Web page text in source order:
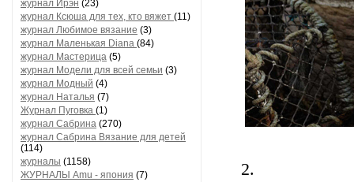
журнал Ирэн (23)
журнал Ксюша для тех, кто вяжет (11)
журнал Любимое вязание (3)
журнал Маленькая Diana (84)
журнал Мастерица (5)
журнал Модели для всей семьи (3)
журнал Модный (4)
журнал Наталья (7)
Журнал Пуговка (1)
журнал Сабрина (270)
журнал Сабрина Вязание для детей
(114)
журналы (1158)
ЖУРНАЛЫ Amu - япония (7)
2.